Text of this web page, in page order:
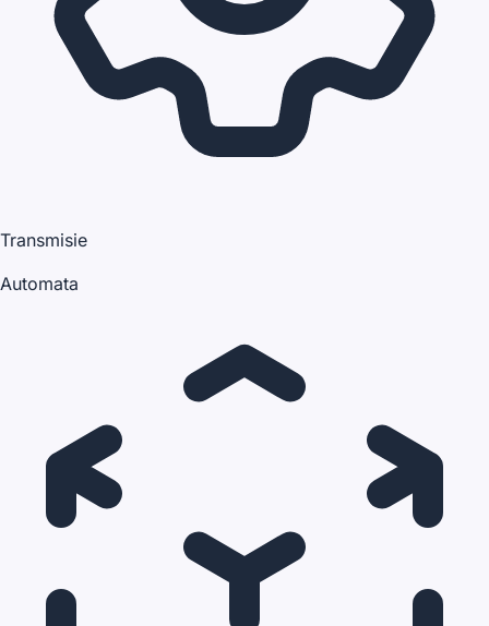
Transmisie
Automata